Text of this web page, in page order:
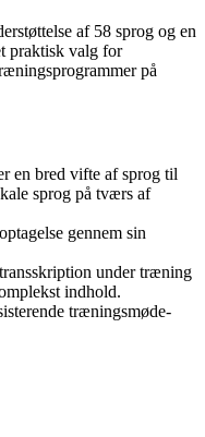
af 58 sprog og en
praktisk valg for
på
en bred vifte af sprog til
sprog på tværs af
gennem sin
under træning
indhold.
træningsmøde-